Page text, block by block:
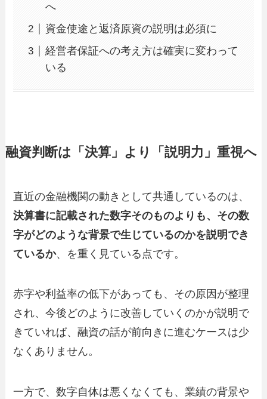
へ
資金使途と返済原資の説明は必須に
経営者保証への考え方は確実に変わって
いる
融資判断は「決算」より「説明力」重視へ
直近の金融機関の動きとして共通しているのは、
決算書に記載された数字そのものよりも、その数
字がどのような背景で生じているのかを説明でき
ているか、を重く見ている点です。
赤字や利益率の低下があっても、その原因が整理
され、今後どのように改善していくのかが説明で
きていれば、融資の話が前向きに進むケースは少
なくありません。
一方で、数字自体は悪くなくても、業績の背景や